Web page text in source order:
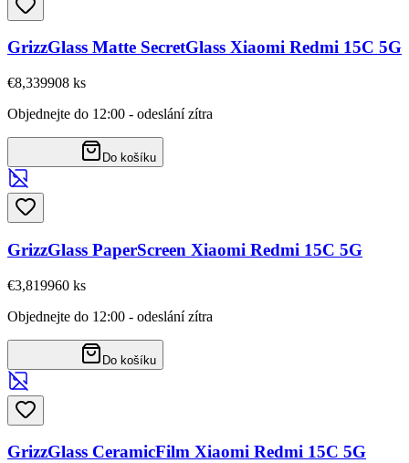
GrizzGlass Matte SecretGlass Xiaomi Redmi 15C 5G
€8,339908 ks
Objednejte do 12:00 - odeslání zítra
Do košíku
GrizzGlass PaperScreen Xiaomi Redmi 15C 5G
€3,819960 ks
Objednejte do 12:00 - odeslání zítra
Do košíku
GrizzGlass CeramicFilm Xiaomi Redmi 15C 5G